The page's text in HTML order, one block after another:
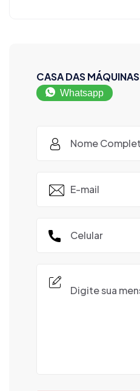
CASA DAS MÁQUINAS
Whatsapp